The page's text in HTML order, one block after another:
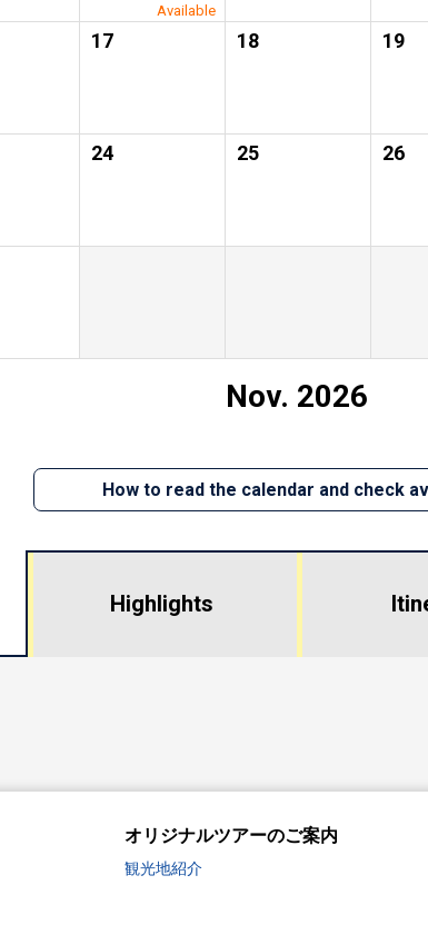
Available
17 18 19
24 25 26
Nov. 2026
How to read the calendar and check
Highlights
オリジナルツアーのご案内
観光地紹介